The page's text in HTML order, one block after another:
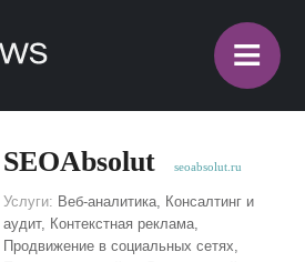
≡
SEOAbsolut seoabsolut.ru
Услуги: Веб-аналитика, Консалтинг и
аудит, Контекстная реклама,
Продвижение в социальных сетях,